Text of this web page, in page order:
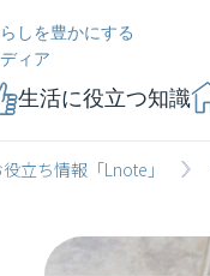
しを豊かにする
ィア
生活に役立つ知識
役立ち情報「Lnote」